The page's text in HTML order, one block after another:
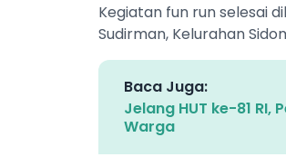
Kegiatan fun run selesai
Sudirman, Kelurahan
Baca Juga:
Jelang HUT ke-81
Warga